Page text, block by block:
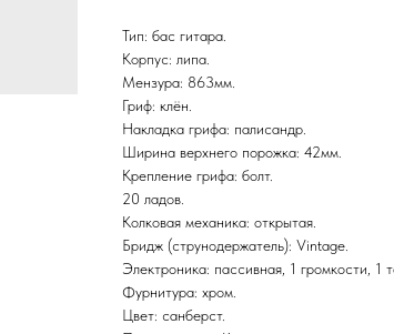
Тип: бас гитара.
Корпус: липа.
Мензура: 863мм.
Гриф: клён.
Накладка грифа: палисандр.
Ширина верхнего порожка: 42мм.
Крепление грифа: болт.
20 ладов.
Колковая механика: открытая.
Бридж (струнодержатель): Vintage.
Электроника: пассивная, 1 громкости, 1
Фурнитура: хром.
Цвет: санберст.